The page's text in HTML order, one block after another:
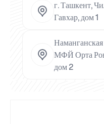
г. Ташкент,
Гавхар, дом 1
Наманганская
МФЙ Орта
дом 2